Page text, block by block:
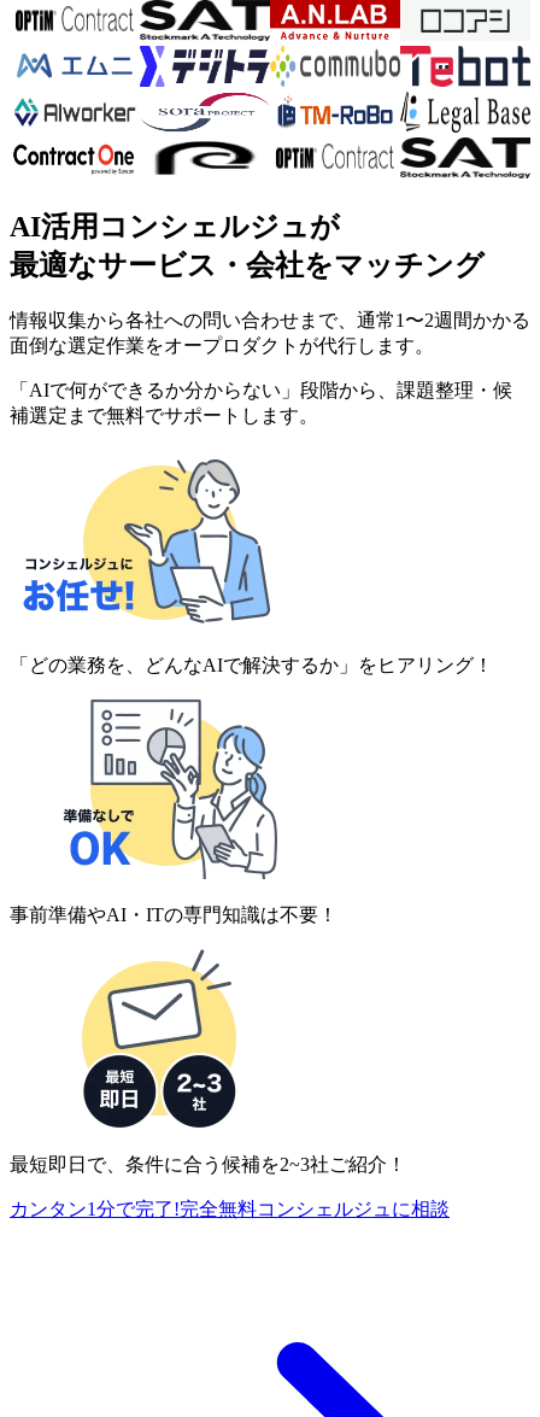
AI活用コンシェルジュが
最適なサービス・会社をマッチング
情報収集から各社への問い合わせまで、通常1〜2週間かかる
面倒な選定作業をオープロダクトが代行します。
「AIで何ができるか分からない」段階から、課題整理・候
補選定まで無料でサポートします。
「どの業務を、どんなAIで解決するか」をヒアリング！
事前準備やAI・ITの専門知識は不要！
最短即日で、条件に合う候補を2~3社ご紹介！
カンタン1分で完了!完全無料コンシェルジュに相談